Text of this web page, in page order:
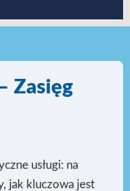
Zasięg
usługi: na
jak kluczowa jest